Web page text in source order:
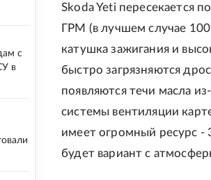
Skoda Yeti пересекается
ГРМ (в лучшем случае
катушка зажигания и
быстро загрязняются
появляются течи масла
системы вентиляции
имеет огромный ресурс -
будет вариант с
с
в